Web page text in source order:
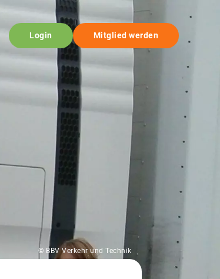
Login Mitglied werden
© BBV Verkehr und Technik